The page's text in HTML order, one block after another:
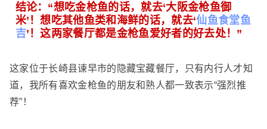
结论：“想吃金枪鱼的话，就去‘大阪金枪鱼御
米’！想吃其他鱼类和海鲜的话，就去‘仙鱼食堂鱼
吉’！这两家餐厅都是金枪鱼爱好者的好去处！”
这家位于长崎县谏早市的隐藏宝藏餐厅，只有内行人才知
道，我所有喜欢金枪鱼的朋友和熟人都一致表示“强烈推
荐”！